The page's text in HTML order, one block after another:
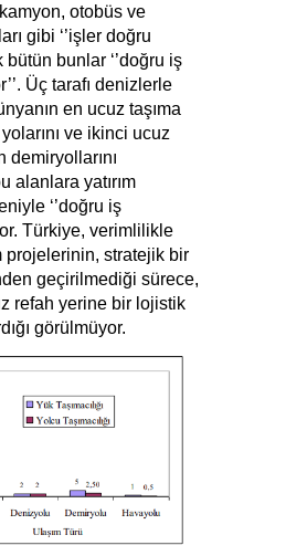
otobüs ve
gibi ‘’işler doğru
bütün bunlar ‘’doğru iş
Üç tarafı denizlerle
en ucuz taşıma
ve ikinci ucuz
demiryollarını
alanlara yatırım
‘’doğru iş
Türkiye, verimlilikle
projelerinin, stratejik bir
geçirilmediği sürece,
refah yerine bir lojistik
görülmüyor.